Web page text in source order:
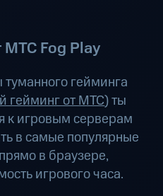
Fog Play
гейминга
гейминг от МТС) ты
к игровым серверам
в самые популярные
в браузере,
игрового часа.